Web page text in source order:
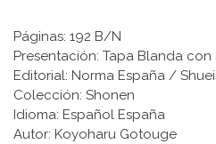
Páginas: 192 B/N
Presentación: Tapa Blanda
Editorial: Norma España /
Colección: Shonen
Idioma: Español España
Autor: Koyoharu Gotouge